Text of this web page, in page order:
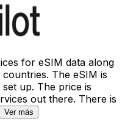
for eSIM data along
The eSIM is
up. The price is
out there. There is
Ver más